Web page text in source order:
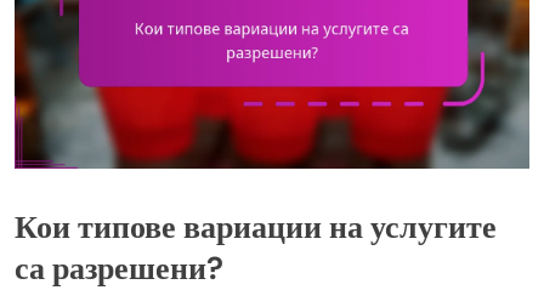
Кои типове вариации на услугите
са разрешени?